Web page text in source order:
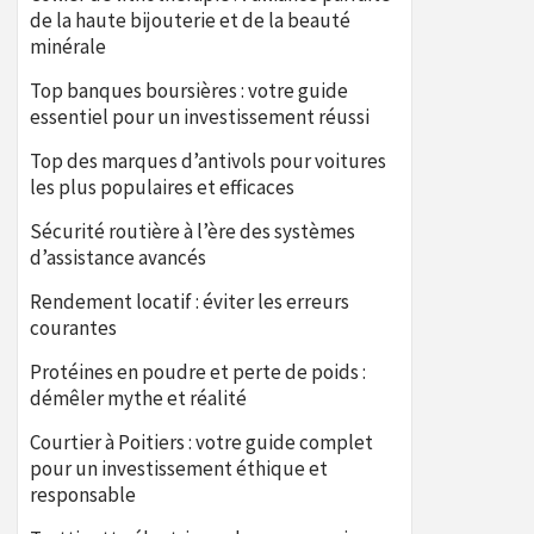
de la haute bijouterie et de la beauté
minérale
Top banques boursières : votre guide
essentiel pour un investissement réussi
Top des marques d’antivols pour voitures
les plus populaires et efficaces
Sécurité routière à l’ère des systèmes
d’assistance avancés
Rendement locatif : éviter les erreurs
courantes
Protéines en poudre et perte de poids :
démêler mythe et réalité
Courtier à Poitiers : votre guide complet
pour un investissement éthique et
responsable